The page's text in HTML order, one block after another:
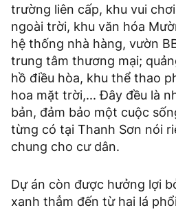
trường liên cấp, khu vui
ngoài trời, khu văn hóa
hệ thống nhà hàng, vườn
trung tâm thương mại;
hồ điều hòa, khu thể thao
hoa mặt trời,... Đây đều là
bản, đảm bảo một cuộc
từng có tại Thanh Sơn nói
chung cho cư dân.
Dự án còn được hưởng lợi
xanh thẳm đến từ hai lá